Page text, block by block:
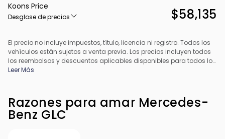
Koons Price
Desglose de precios $58,135
El precio no incluye impuestos, título, licencia ni registro. Todos los
vehículos están sujetos a venta previa. Los precios incluyen todos
los reembolsos y descuentos aplicables disponibles para todos los
consumidores; pueden aplicarse reembolsos adicionales. Es
de procesamiento del concesionario. El precio real del
concesionario puede variar.
Leer Más
Razones para amar Mercedes-
Benz GLC